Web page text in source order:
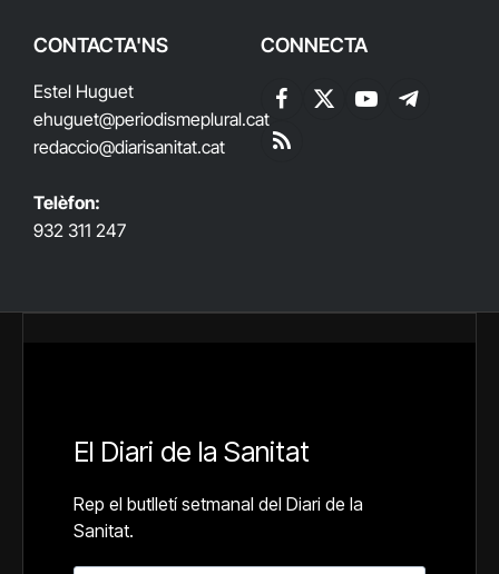
CONTACTA'NS
Estel Huguet
ehuguet@periodismeplural.cat
redaccio@diarisanitat.cat
Telèfon:
932 311 247
CONNECTA
Facebook
X
YouTubeTelegram
RSS